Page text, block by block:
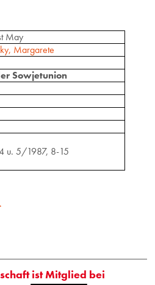
May
Margarete
Sowjetunion
u. 5/1987, 8-15
ist Mitglied bei